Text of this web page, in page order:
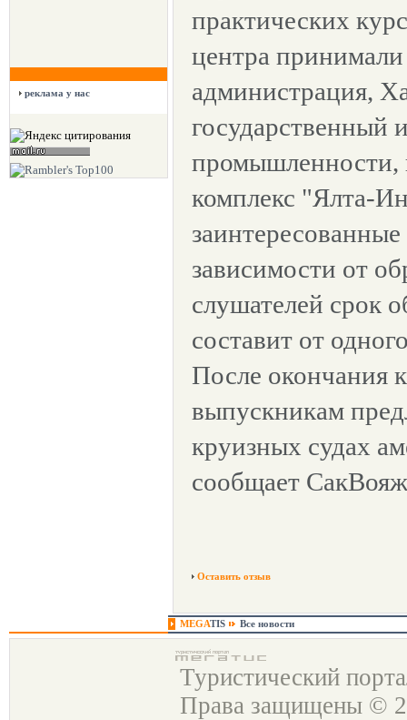
реклама у нас
практических
центра принимали
администрация,
государственный
промышленности,
комплекс "Ялта-
зависимости от
слушателей срок
составит от
После окончания
выпускникам
круизных судах
сообщает
Оставить отзыв
MEGATIS Все новости
Туристический
Права защищены ©